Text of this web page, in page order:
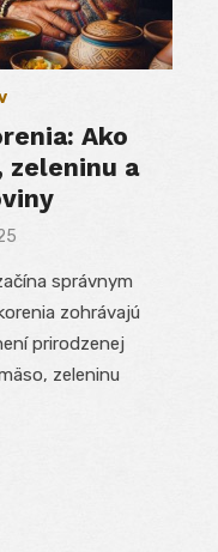
Ako
zeleninu a
správnym
zohrávajú
prirodzenej
zeleninu